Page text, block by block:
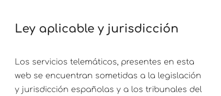
Ley aplicable y jurisdicción
Los servicios telemáticos, presentes en esta
web se encuentran sometidas a la legislación
y jurisdicción españolas y a los tribunales del